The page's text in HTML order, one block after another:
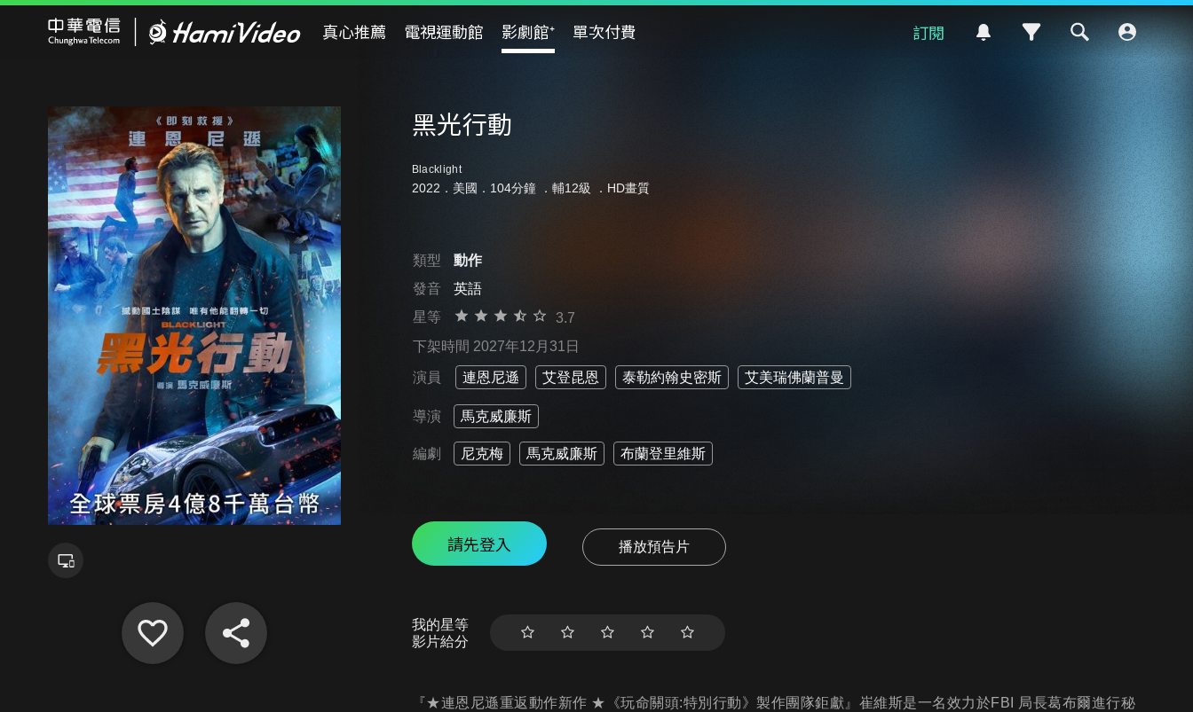
真心推薦 電視運動館 影劇館⁺ 單次付費 訂閱
黑光行動
Blacklight
2022．美國．104分鐘 ． 輔12級 ．HD畫質
類型
動作
發音
英語
星等
3.7
下架時間 2027年12月31日
演員 連恩尼遜 艾登昆恩 泰勒約翰史密斯 艾美瑞佛蘭普曼
導演 馬克威廉斯
編劇 尼克梅 馬克威廉斯 布蘭登里維斯
請先登入 播放預告片
我的星等
影片給分
『★連恩尼遜重返動作新作 ★《玩命關頭:特別行動》製作團隊鉅獻』崔維斯是一名效力於FBI 局長葛布爾進行秘